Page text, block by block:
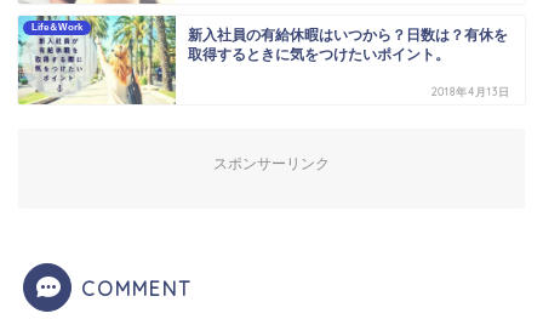
Life＆Work
新入社員の有給休暇はいつから？日数は？有休を
取得するときに気をつけたいポイント。
2018年4月13日
スポンサーリンク
COMMENT